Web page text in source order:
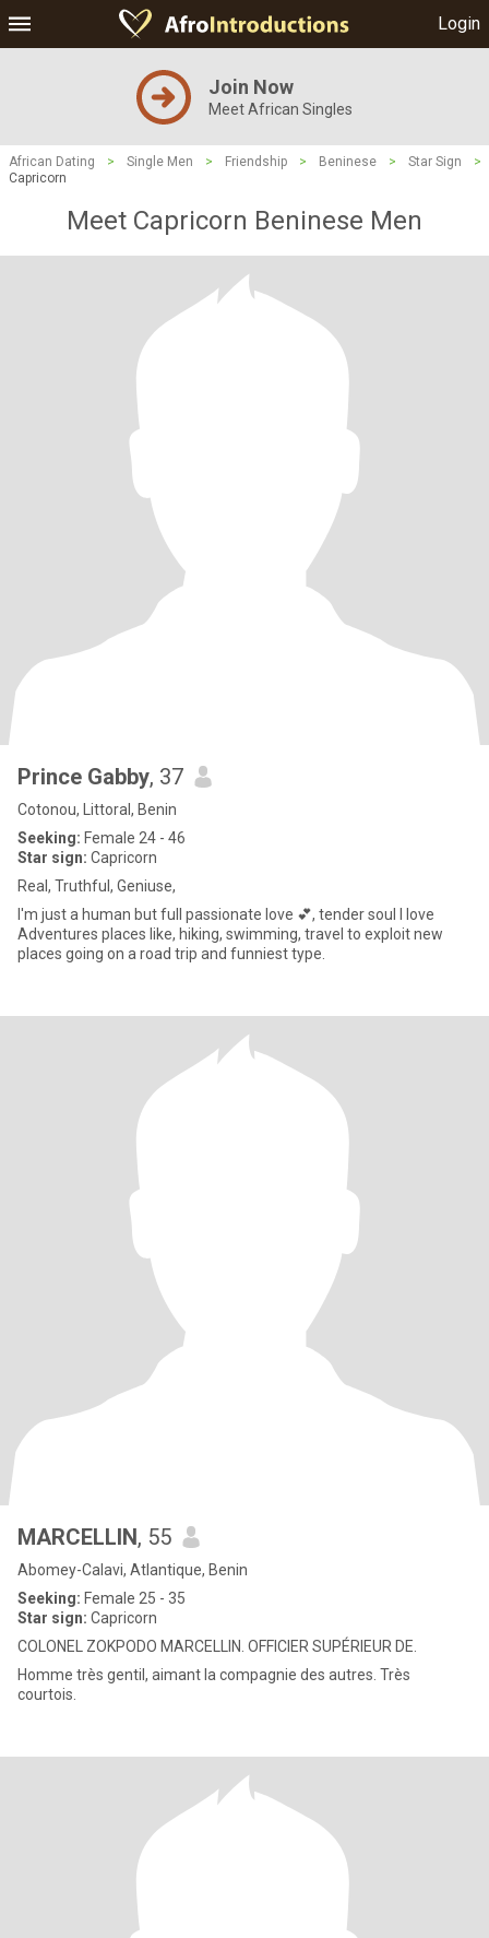
Login
Join Now
Meet African Singles
African Dating > Single Men > Friendship > Beninese > Star Sign
>
Capricorn
Meet Capricorn Beninese Men
Prince Gabby, 37
Cotonou, Littoral, Benin
Seeking: Female 24 - 46
Star sign: Capricorn
Real, Truthful, Geniuse,
I'm just a human but full passionate love 💕, tender soul I love
Adventures places like, hiking, swimming, travel to exploit new
places going on a road trip and funniest type.
MARCELLIN, 55
Abomey-Calavi, Atlantique, Benin
Seeking: Female 25 - 35
Star sign: Capricorn
COLONEL ZOKPODO MARCELLIN. OFFICIER SUPÉRIEUR DE.
Homme très gentil, aimant la compagnie des autres. Très
courtois.